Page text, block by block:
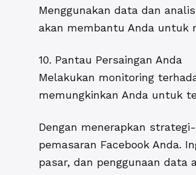
Menggunakan data dan
akan membantu Anda untuk
10. Pantau Persaingan Anda
Melakukan monitoring
memungkinkan Anda untuk
Dengan menerapkan
pemasaran Facebook Anda.
pasar, dan penggunaan